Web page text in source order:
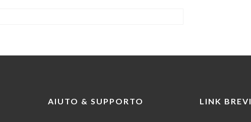
AIUTO & SUPPORTO LINK BREVI